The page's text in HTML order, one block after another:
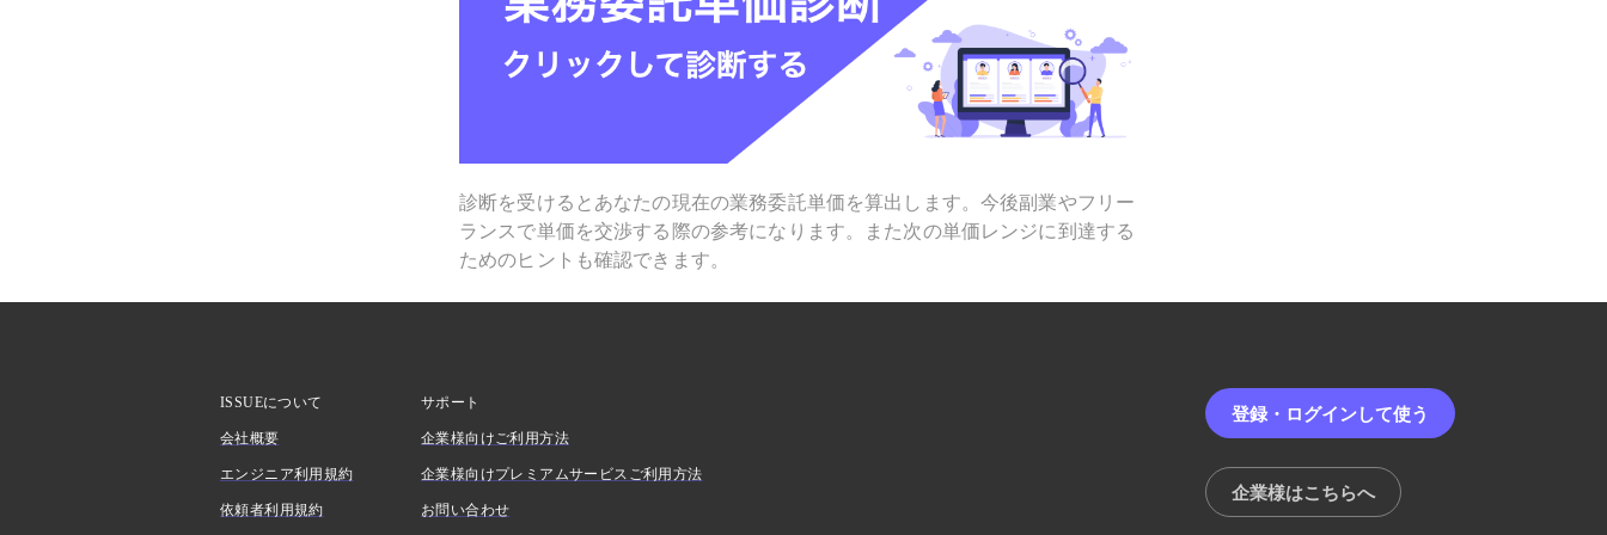
診断を受けるとあなたの現在の業務委託単価を算出します。今後副業やフリー
ランスで単価を交渉する際の参考になります。また次の単価レンジに到達する
ためのヒントも確認できます。
ISSUEについて
会社概要
エンジニア利用規約
依頼者利用規約
サポート
企業様向けご利用方法
企業様向けプレミアムサービスご利用方法
お問い合わせ
登録・ログインして使う
企業様はこちらへ